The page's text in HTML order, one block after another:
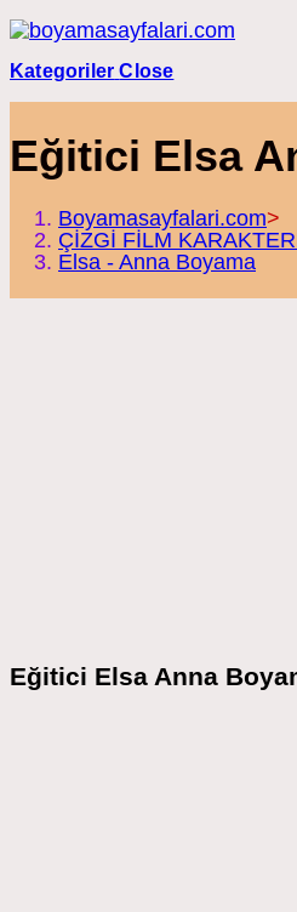
Skip
to
content
Kategoriler Close
Eğitici Elsa
Boyamasayfalari.com>
ÇİZGİ FİLM
Elsa - Anna Boyama
Eğitici Elsa Anna